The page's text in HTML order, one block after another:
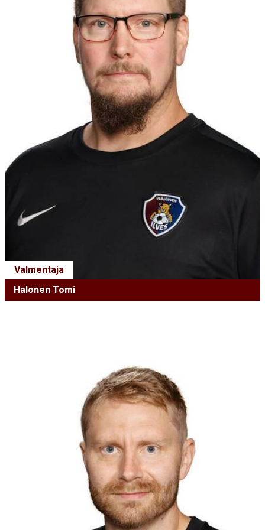
Valmentaja
Halonen Tomi